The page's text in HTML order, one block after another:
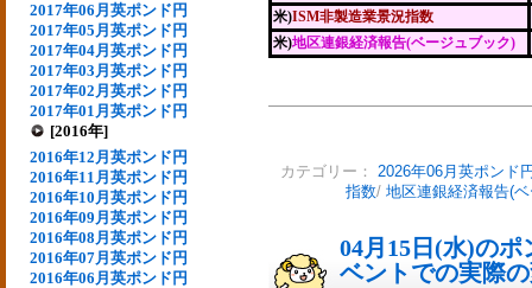
2017年06月英ポンド円
2017年05月英ポンド円
2017年04月英ポンド円
2017年03月英ポンド円
2017年02月英ポンド円
2017年01月英ポンド円
[2016年]
2016年12月英ポンド円
2016年11月英ポンド円
2016年10月英ポンド円
2016年09月英ポンド円
2016年08月英ポンド円
2016年07月英ポンド円
2016年06月英ポンド円
米)ISM非製造業景況指数
米)地区連銀経済報告(ベージュブック)
カテゴリー： 2026年06月英ポンド
指数/ 地区連銀経済報告(
04月15日(水)の
ベントでの実際